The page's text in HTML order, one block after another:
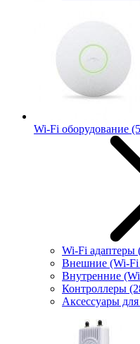
Wi-Fi оборудование
Wi-Fi адаптеры
Внешние (Wi-Fi
Внутренние
Контроллеры
Аксессуары